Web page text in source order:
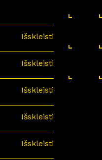
Išskleisti
Išskleisti
Išskleisti
Išskleisti
Išskleisti